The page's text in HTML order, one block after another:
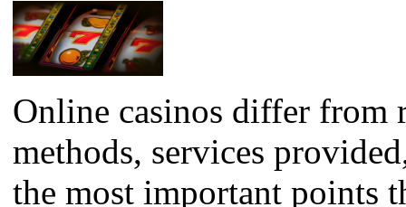
Online casinos differ from
methods, services
the most important points